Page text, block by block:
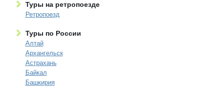
Туры на ретропоезде
Ретропоезд
Туры по России
Алтай
Архангельск
Астрахань
Байкал
Башкирия